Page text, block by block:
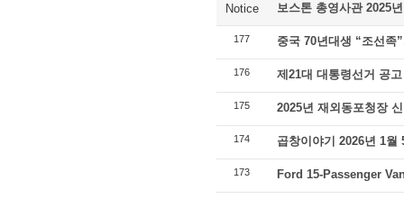
Notice 보스톤 총영사관 2025
177 중국 70년대생 “조선족
176 제21대 대통령선거 공고
175 2025년 재외동포청장
174 곱창이야기 2026년 1월
173 Ford 15-Passenger